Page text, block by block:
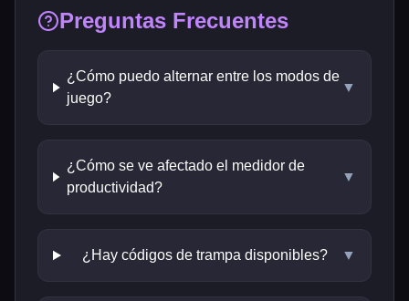
Preguntas Frecuentes
¿Cómo puedo alternar entre los modos de
juego?
▼
¿Cómo se ve afectado el medidor de
productividad?
▼
¿Hay códigos de trampa disponibles? ▼